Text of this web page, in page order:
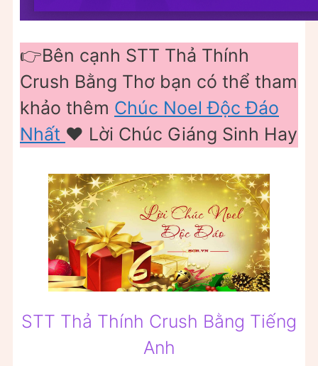
👉Bên cạnh STT Thả Thính
Crush Bằng Thơ bạn có thể tham
khảo thêm Chúc Noel Độc Đáo
Nhất ❤️️ Lời Chúc Giáng Sinh Hay
STT Thả Thính Crush Bằng Tiếng
Anh